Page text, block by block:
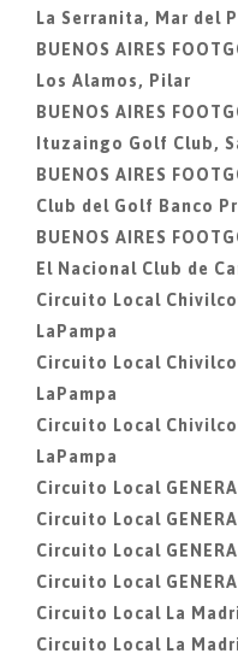
La Serranita, Mar del
BUENOS AIRES
Los Alamos, Pilar
BUENOS AIRES
Ituzaingo Golf Club,
BUENOS AIRES
Club del Golf Banco
BUENOS AIRES
El Nacional Club de
Circuito Local
LaPampa
Circuito Local
LaPampa
Circuito Local
LaPampa
Circuito Local
Circuito Local
Circuito Local
Circuito Local
Circuito Local La
Circuito Local La